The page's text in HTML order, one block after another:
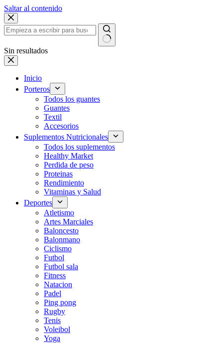
Saltar al contenido
Sin resultados
Inicio
Porteros
Todos los guantes
Guantes
Textil
Accesorios
Suplementos Nutricionales
Todos los suplementos
Healthy Market
Perdida de peso
Proteinas
Rendimiento
Vitaminas y Salud
Deportes
Atletismo
Artes Marciales
Baloncesto
Balonmano
Ciclismo
Futbol
Futbol sala
Fitness
Natacion
Padel
Ping pong
Rugby
Tenis
Voleibol
Yoga